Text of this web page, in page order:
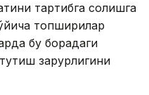
тартибга солишга
топшириқлар
бу борадаги
зарурлигини